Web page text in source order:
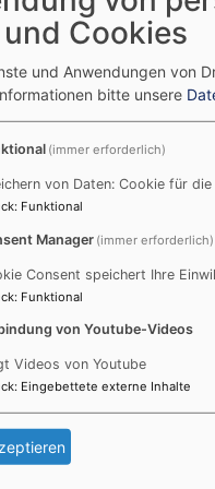
auf das
und
und regeln. Und
Regel über das
Gottesdienst eine
aus dem
Cookies
und Anwendungen von
bitte unsere
(immer erforderlich)
von Daten: Cookie für
: Funktional
Manager (immer erforderlich)
Consent speichert Ihre
: Funktional
von Youtube-Videos
Videos von Youtube
: Eingebettete externe Inhalte